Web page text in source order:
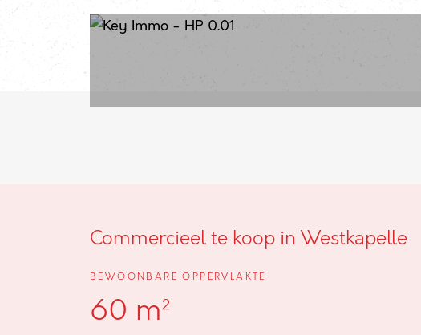
Commercieel te koop in Westkapelle
BEWOONBARE OPPERVLAKTE
60 m²